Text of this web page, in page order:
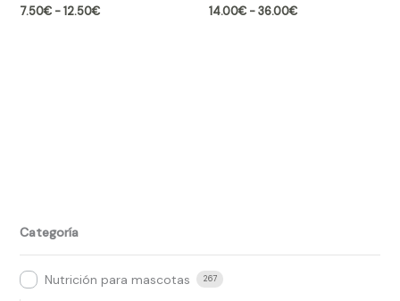
7.50€ - 12.50€
14.00€ -36.00€
Categoría
Nutrición para mascotas 267